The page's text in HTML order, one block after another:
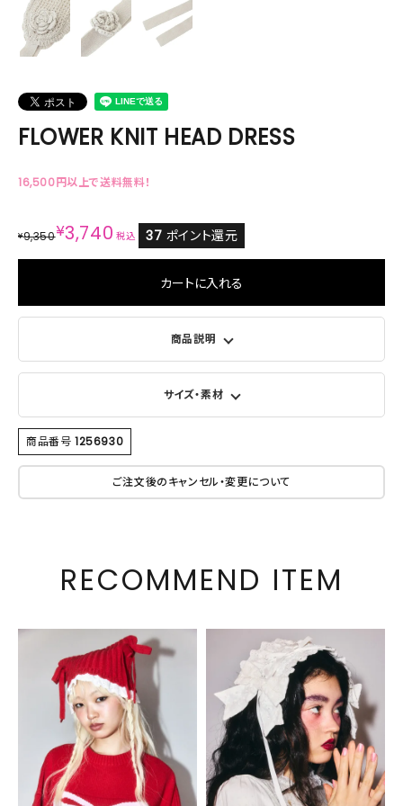
FLOWER KNIT HEAD DRESS
16,500円以上で送料無料！
¥9,350¥3,740 税込 37 ポイント還元
カートに入れる
商品説明
サイズ・素材
商品番号 1256930
ご注文後のキャンセル・変更について
RECOMMEND ITEM